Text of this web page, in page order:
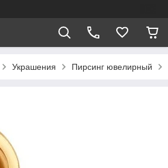
Украшения Пирсинг ювелирный